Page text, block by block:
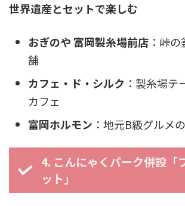
世界遺産とセットで楽しむ
おぎのや 富岡製糸場前店 ：峠
舗
カフェ・ド・シルク ：製糸場
カフェ
富岡ホルモン ：地元B級グルメ
4. こんにゃくパーク併設「
ット」